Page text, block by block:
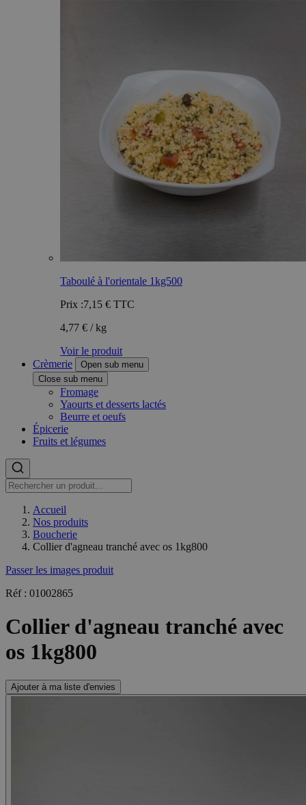
Taboulé à l'orientale 1kg500
Prix :7,15 € TTC
4,77 € / kg
Voir le produit
Crèmerie
Open sub menu
Close sub menu
Fromage
Yaourts et desserts lactés
Beurre et oeufs
Épicerie
Fruits et légumes
Accueil
Nos produits
Boucherie
Collier d'agneau tranché avec os 1kg800
Passer les images produit
Réf : 01002865
Collier d'agneau tranché avec
os 1kg800
Ajouter à ma liste d'envies